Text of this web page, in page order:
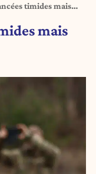
timides mais
mais